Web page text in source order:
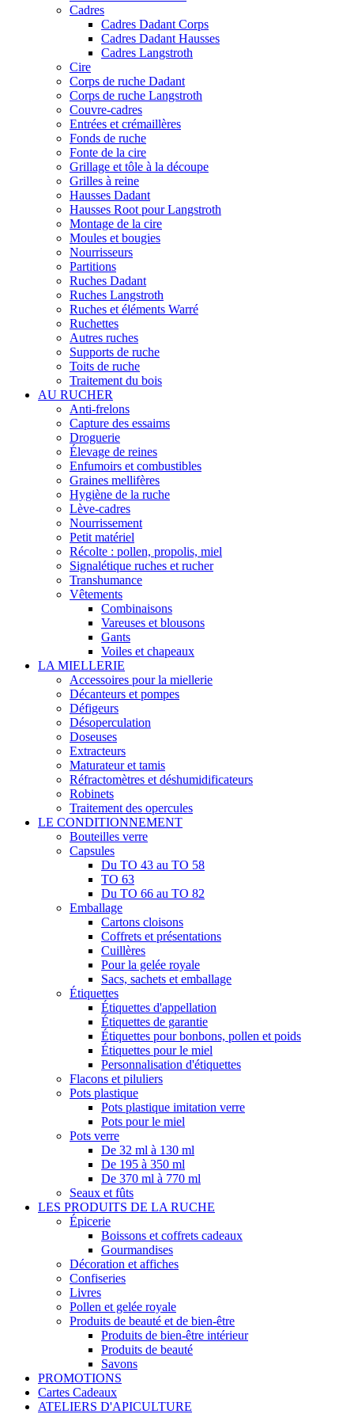
Cadres
Cadres Dadant Corps
Cadres Dadant Hausses
Cadres Langstroth
Cire
Corps de ruche Dadant
Corps de ruche Langstroth
Couvre-cadres
Entrées et crémaillères
Fonds de ruche
Fonte de la cire
Grillage et tôle à la découpe
Grilles à reine
Hausses Dadant
Hausses Root pour Langstroth
Montage de la cire
Moules et bougies
Nourrisseurs
Partitions
Ruches Dadant
Ruches Langstroth
Ruches et éléments Warré
Ruchettes
Autres ruches
Supports de ruche
Toits de ruche
Traitement du bois
AU RUCHER
Anti-frelons
Capture des essaims
Droguerie
Élevage de reines
Enfumoirs et combustibles
Graines mellifères
Hygiène de la ruche
Lève-cadres
Nourrissement
Petit matériel
Récolte : pollen, propolis, miel
Signalétique ruches et rucher
Transhumance
Vêtements
Combinaisons
Vareuses et blousons
Gants
Voiles et chapeaux
LA MIELLERIE
Accessoires pour la miellerie
Décanteurs et pompes
Défigeurs
Désoperculation
Doseuses
Extracteurs
Maturateur et tamis
Réfractomètres et déshumidificateurs
Robinets
Traitement des opercules
LE CONDITIONNEMENT
Bouteilles verre
Capsules
Du TO 43 au TO 58
TO 63
Du TO 66 au TO 82
Emballage
Cartons cloisons
Coffrets et présentations
Cuillères
Pour la gelée royale
Sacs, sachets et emballage
Étiquettes
Étiquettes d'appellation
Étiquettes de garantie
Étiquettes pour bonbons, pollen et poids
Étiquettes pour le miel
Personnalisation d'étiquettes
Flacons et piluliers
Pots plastique
Pots plastique imitation verre
Pots pour le miel
Pots verre
De 32 ml à 130 ml
De 195 à 350 ml
De 370 ml à 770 ml
Seaux et fûts
LES PRODUITS DE LA RUCHE
Épicerie
Boissons et coffrets cadeaux
Gourmandises
Décoration et affiches
Confiseries
Livres
Pollen et gelée royale
Produits de beauté et de bien-être
Produits de bien-être intérieur
Produits de beauté
Savons
PROMOTIONS
Cartes Cadeaux
ATELIERS D'APICULTURE